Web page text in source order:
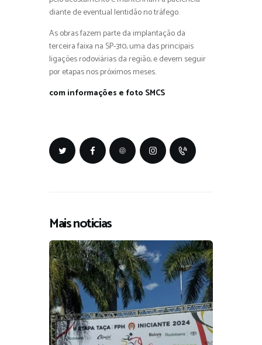
diante de eventual lentidão no tráfego.
As obras fazem parte da implantação da
terceira faixa na SP-310, uma das principais
ligações rodoviárias da região, e devem seguir
por etapas nos próximos meses.
com informações e foto SMCS
Mais noticias